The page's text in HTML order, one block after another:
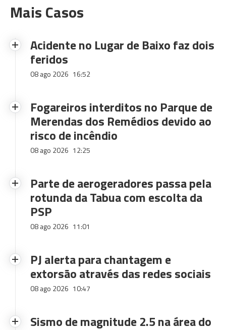
Mais Casos
Acidente no Lugar de Baixo faz dois
feridos
08 ago 2026 16:52
Fogareiros interditos no Parque de
Merendas dos Remédios devido ao
risco de incêndio
08 ago 2026 12:25
Parte de aerogeradores passa pela
rotunda da Tabua com escolta da
PSP
08 ago 2026 11:01
PJ alerta para chantagem e
extorsão através das redes sociais
08 ago 2026 10:47
Sismo de magnitude 2.5 na área do